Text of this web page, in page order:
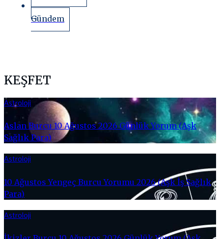
Gündem
KEŞFET
Astroloji
Aslan Burcu 10 Ağustos 2026 Günlük Yorum (Aşk
Sağlık Para)
Astroloji
10 Ağustos Yengeç Burcu Yorumu 2026 (Aşk İş Sağlık
Para)
Astroloji